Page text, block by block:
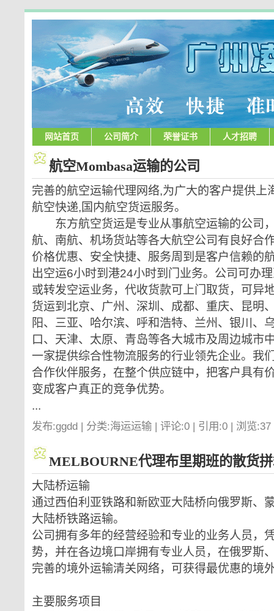
网站首页 公司简介 荣誉证书 人才招聘
航空Mombasa运输的公司
完善的航空运输代理网络,为广大的客户提供上
航空快递,国内航空货运服务。
东方航空货运是专业从事航空运输的公司
航、南航、机场货站等各大航空公司有良好合
价格优惠、安全快捷、服务周到是客户信赖的
出空运6小时到港24小时到门业务。公司可办
或转发空运业务，代收货款可上门取货，可异
货运到北京、广州、深圳、成都、重庆、昆明
阳、三亚、哈尔滨、呼和浩特、兰州、银川、
口、天津、太原、青岛等各大城市及周边城市
一家提供综合性物流服务的行业领先企业。我
合作伙伴服务，在整个供应链中，把客户具有
变成客户真正的竞争优势。
...
发布:ggdd | 分类:海运运输 | 评论:0 | 引用:0 | 浏览:37
MELBOURNE代理布里期班的散货
大陆桥运输
通过西伯利亚铁路和新欧亚大陆桥向俄罗斯、
大陆桥铁路运输。
公司拥有多年的经营经验和专业的业务人员，
势，并在各边境口岸拥有专业人员，在俄罗斯
完善的境外运输清关网络，可获得最优惠的境
主要服务项目